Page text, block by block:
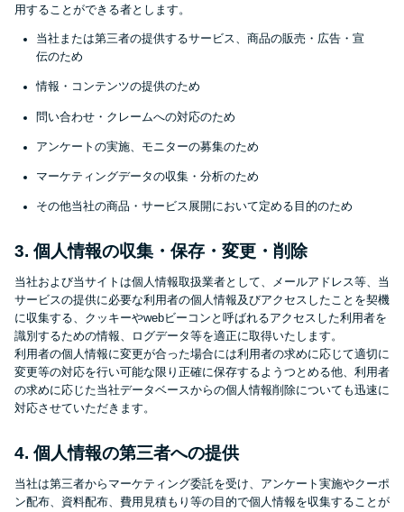
カードローン診断
カードローンQ&A
特集ページ
損！
カードローンの見直しで40万円
得した話
最速！最短40分で借りられるカ
ードローン
種類や特徴で探す
用することができる者とします。
当社または第三者の提供するサービス、商品の販売・広告・宣
伝のため
情報・コンテンツの提供のため
問い合わせ・クレームへの対応のため
アンケートの実施、モニターの募集のため
マーケティングデータの収集・分析のため
その他当社の商品・サービス展開において定める目的のため
3. 個人情報の収集・保存・変更・削除
当社および当サイトは個人情報取扱業者として、メールアドレス等、当
サービスの提供に必要な利用者の個人情報及びアクセスしたことを契機
に収集する、クッキーやwebビーコンと呼ばれるアクセスした利用者を
識別するための情報、ログデータ等を適正に取得いたします。
利用者の個人情報に変更が合った場合には利用者の求めに応じて適切に
変更等の対応を行い可能な限り正確に保存するようつとめる他、利用者
の求めに応じた当社データベースからの個人情報削除についても迅速に
対応させていただきます。
4. 個人情報の第三者への提供
当社は第三者からマーケティング委託を受け、アンケート実施やクーポ
ン配布、資料配布、費用見積もり等の目的で個人情報を収集することが